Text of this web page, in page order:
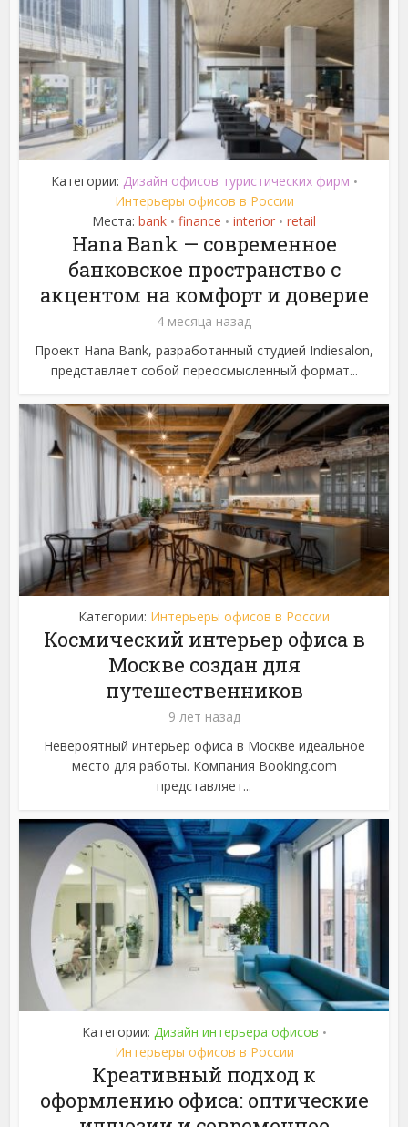
Категории: Дизайн офисов туристических фирм •
Интерьеры офисов в России
Места: bank • finance • interior • retail
Hana Bank — современное
банковское пространство с
акцентом на комфорт и доверие
4 месяца назад
Проект Hana Bank, разработанный студией Indiesalon,
представляет собой переосмысленный формат...
Категории: Интерьеры офисов в России
Космический интерьер офиса в
Москве создан для
путешественников
9 лет назад
Невероятный интерьер офиса в Москве идеальное
место для работы. Компания Booking.com
представляет...
Категории: Дизайн интерьера офисов •
Интерьеры офисов в России
Креативный подход к
оформлению офиса: оптические